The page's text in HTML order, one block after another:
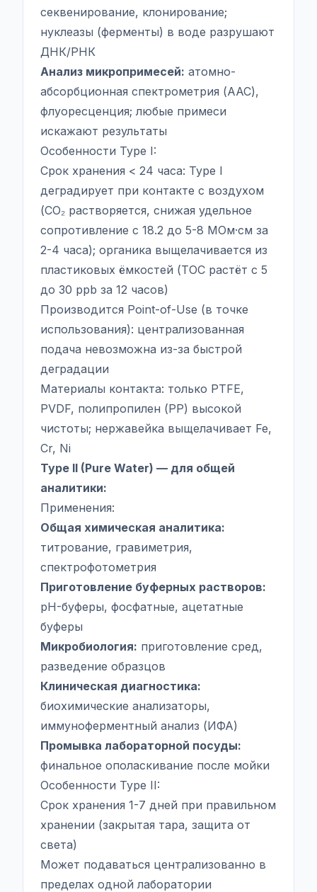
секвенирование, клонирование;
нуклеазы (ферменты) в воде разрушают
ДНК/РНК
Анализ микропримесей: атомно-
абсорбционная спектрометрия (ААС),
флуоресценция; любые примеси
искажают результаты
Особенности Type I:
Срок хранения < 24 часа: Type I
деградирует при контакте с воздухом
(CO₂ растворяется, снижая удельное
сопротивление с 18.2 до 5-8 МОм·см за
2-4 часа); органика выщелачивается из
пластиковых ёмкостей (TOC растёт с 5
до 30 ppb за 12 часов)
Производится Point-of-Use (в точке
использования): централизованная
подача невозможна из-за быстрой
деградации
Материалы контакта: только PTFE,
PVDF, полипропилен (PP) высокой
чистоты; нержавейка выщелачивает Fe,
Cr, Ni
Type II (Pure Water) — для общей
аналитики:
Применения:
Общая химическая аналитика:
титрование, гравиметрия,
спектрофотометрия
Приготовление буферных растворов:
pH-буферы, фосфатные, ацетатные
буферы
Микробиология: приготовление сред,
разведение образцов
Клиническая диагностика:
биохимические анализаторы,
иммуноферментный анализ (ИФА)
Промывка лабораторной посуды:
финальное ополаскивание после мойки
Особенности Type II:
Срок хранения 1-7 дней при правильном
хранении (закрытая тара, защита от
света)
Может подаваться централизованно в
пределах одной лаборатории